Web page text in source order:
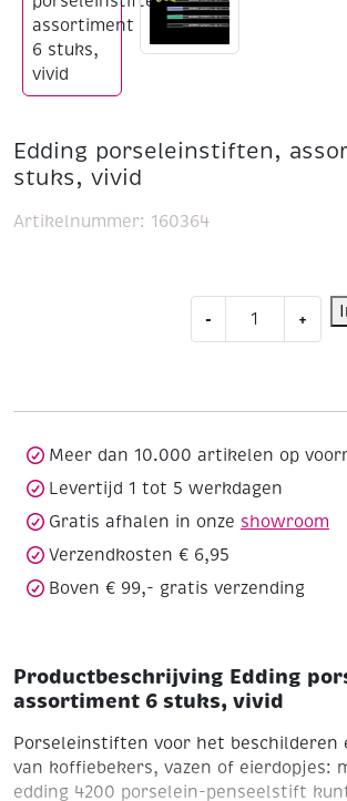
Edding porseleinstiften,
stuks, vivid
-
aantal
+
Artikelnummer: 160364
Meer dan 10.000 artikelen op
Levertijd 1 tot 5 werkdagen
Gratis afhalen in onze showroom
Verzendkosten € 6,95
Boven € 99,- gratis verzending
Productbeschrijving Edding
assortiment 6 stuks, vivid
Porseleinstiften voor het beschilderen
van koffiebekers, vazen of eierdopjes:
edding 4200 porselein-penseelstift